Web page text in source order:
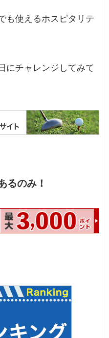
も使えるホスピタリテ
にチャレンジしてみて
るのみ！